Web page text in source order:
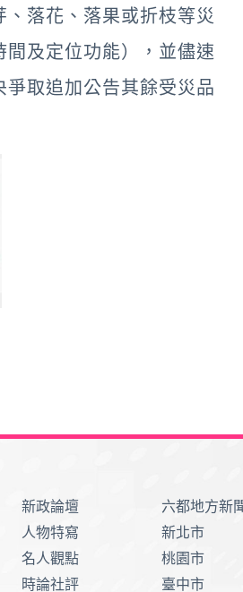
落花、落果或折枝等災
及定位功能），並儘速
取追加公告其餘受災品
新政論壇
人物特寫
名人觀點
時論社評
六都地方新
新北市
桃園市
臺中市